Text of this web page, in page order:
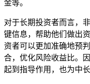
金等。
对于长期投资者而言，
键信息，帮助他们做出
资者可以更加准确地预
合，优化风险收益比。
起到指导作用，也为中